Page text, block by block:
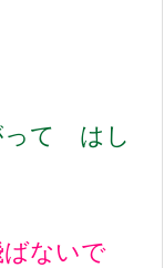
て はし
ないで